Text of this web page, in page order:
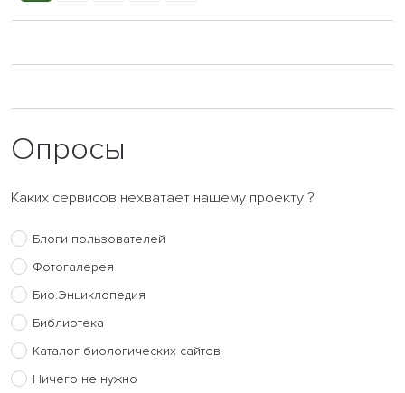
Опросы
Каких сервисов нехватает нашему проекту ?
Блоги пользователей
Фотогалерея
Био.Энциклопедия
Библиотека
Каталог биологических сайтов
Ничего не нужно